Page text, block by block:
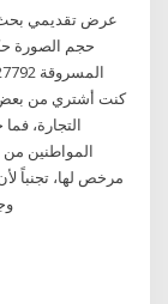
التجارة،
المواطنين من
مرخص لها، تجنباً